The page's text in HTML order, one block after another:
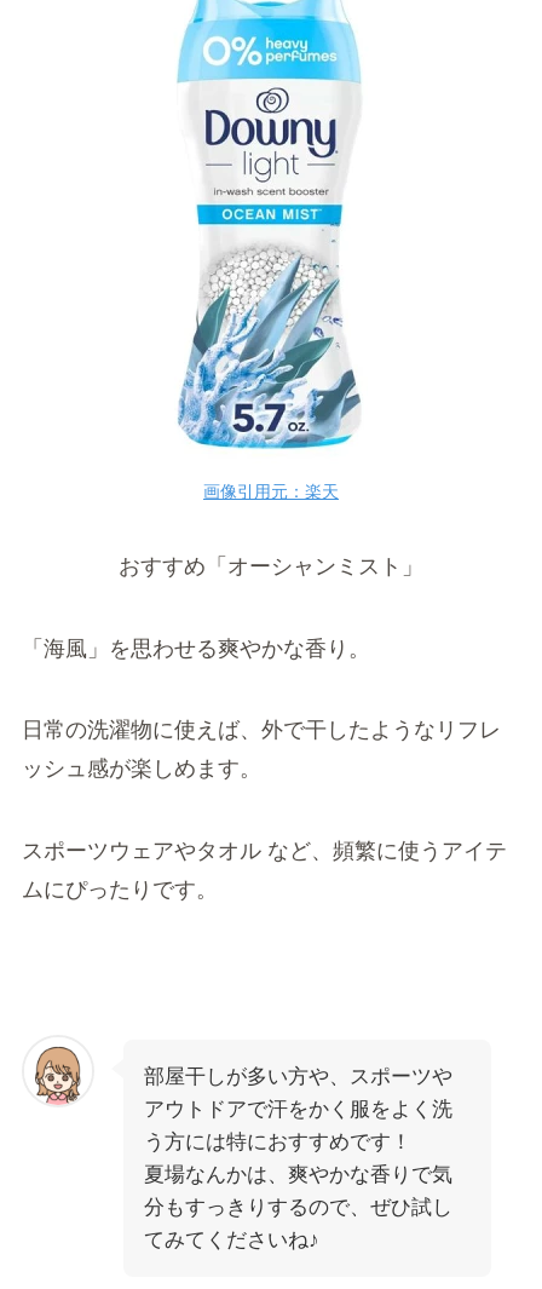
画像引用元：楽天
おすすめ 「オーシャンミスト」
「海風」を思わせる爽やかな香り。
日常の洗濯物に使えば、外で干したようなリフレ
ッシュ感が楽しめます。
スポーツウェアやタオル など、頻繁に使うアイテ
ムにぴったりです。
部屋干しが多い方や、スポーツや
アウトドアで汗をかく服をよく洗
う方には特におすすめです！
夏場なんかは、爽やかな香りで気
分もすっきりするので、ぜひ試し
てみてくださいね♪